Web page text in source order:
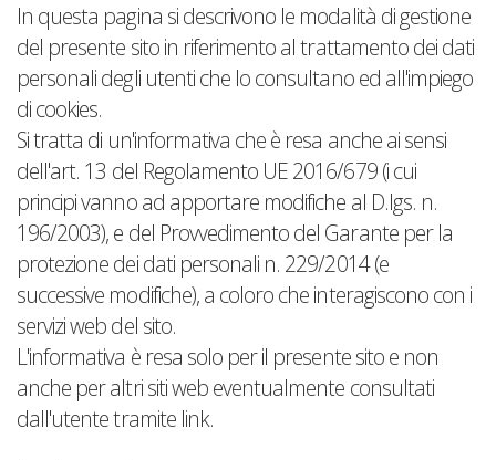
In questa pagina si descrivono le modalità di gestione
del presente sito in riferimento al trattamento dei dati
personali degli utenti che lo consultano ed all'impiego
di cookies.
Si tratta di un'informativa che è resa anche ai sensi
dell'art. 13 del Regolamento UE 2016/679 (i cui
principi vanno ad apportare modifiche al D.lgs. n.
196/2003), e del Provvedimento del Garante per la
protezione dei dati personali n. 229/2014 (e
successive modifiche), a coloro che interagiscono con i
servizi web del sito.
L'informativa è resa solo per il presente sito e non
anche per altri siti web eventualmente consultati
dall'utente tramite link.